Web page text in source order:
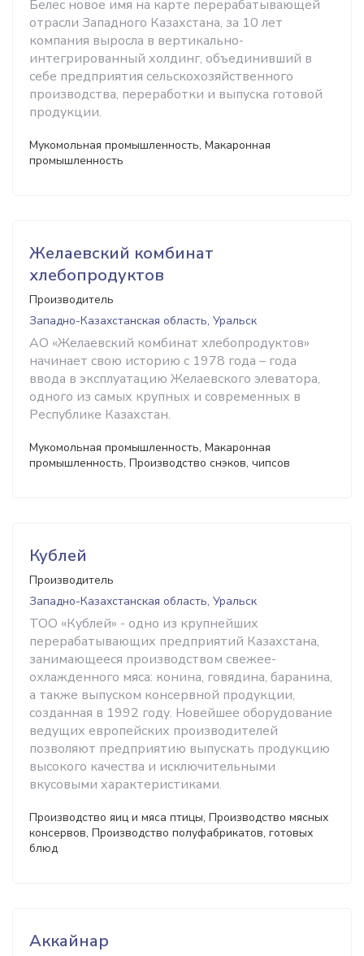
Белес новое имя на карте перерабатывающей
отрасли Западного Казахстана, за 10 лет
компания выросла в вертикально-
интегрированный холдинг, объединивший в
себе предприятия сельскохозяйственного
производства, переработки и выпуска готовой
продукции.
Мукомольная промышленность, Макаронная
промышленность
Желаевский комбинат
хлебопродуктов
Производитель
Западно-Казахстанская область, Уральск
АО «Желаевский комбинат хлебопродуктов»
начинает свою историю с 1978 года – года
ввода в эксплуатацию Желаевского элеватора,
одного из самых крупных и современных в
Республике Казахстан.
Мукомольная промышленность, Макаронная
промышленность, Производство снэков, чипсов
Кублей
Производитель
Западно-Казахстанская область, Уральск
ТОО «Кублей» - одно из крупнейших
перерабатывающих предприятий Казахстана,
занимающееся производством свежее-
охлажденного мяса: конина, говядина, баранина,
а также выпуском консервной продукции,
созданная в 1992 году. Новейшее оборудование
ведущих европейских производителей
позволяют предприятию выпускать продукцию
высокого качества и исключительными
вкусовыми характеристиками.
Производство яиц и мяса птицы, Производство мясных
консервов, Производство полуфабрикатов, готовых
блюд
Аккайнар